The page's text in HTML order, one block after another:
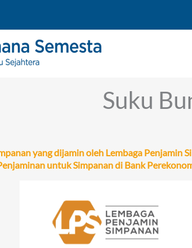
Suku
yang dijamin oleh Lembaga Penjamin
untuk Simpanan di Bank